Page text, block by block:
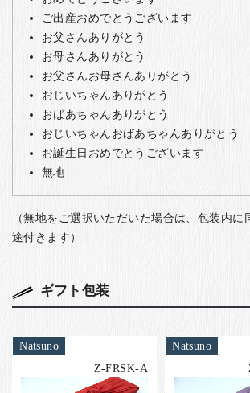
ご出産おめでとうございます
お父さんありがとう
お母さんありがとう
お父さんお母さんありがとう
おじいちゃんありがとう
おばあちゃんありがとう
おじいちゃんおばあちゃんありがとう
お誕生日おめでとうございます
無地
（無地をご選択いただいた場合は、包装内に
途付きます）
ギフト包装
Natsuno
Z-FRSK-A
Natsuno